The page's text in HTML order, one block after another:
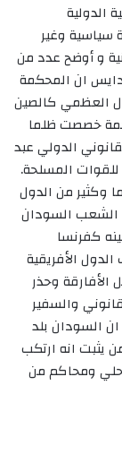
الدولية
سياسية وغير
و أوضح عدد من
ان المحكمة
العظمي كالصين
خصصت ظلما
الدولي عبد
للقوات المسلحة.
وكثير من الدول
الشعب السودان
كفرنسا
الأفريقية
وحذر
والسفير
السودان بلد
انه ارتكب
ومحاكم من